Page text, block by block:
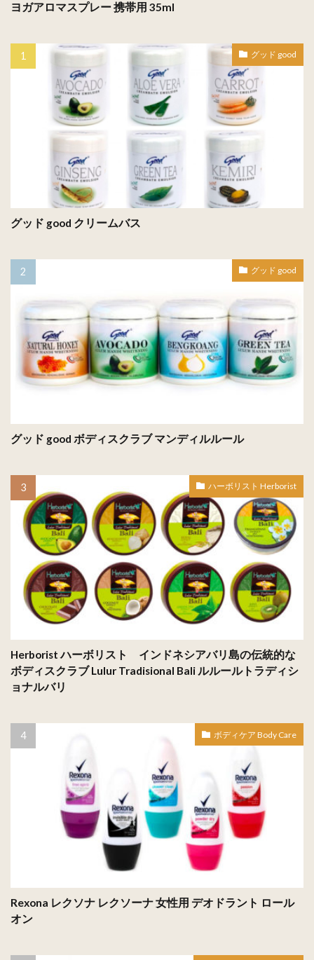
ヨガアロマスプレー 携帯用 35ml
グッド good
グッド good クリームバス
グッド good
グッド good ボディスクラブ マンディルルール
ハーボリスト Herborist
Herborist ハーボリスト インドネシアバリ島の伝統的な
ボディスクラブ Lulur Tradisional Bali ルルールトラディシ
ョナルバリ
ボディケア Body Care
Rexona レクソナ レクソーナ 女性用 デオドラント ロール
オン